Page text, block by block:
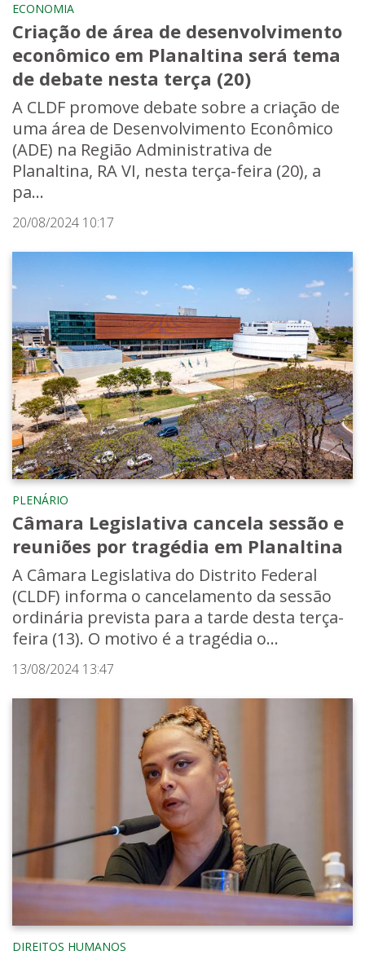
ECONOMIA
Criação de área de desenvolvimento
econômico em Planaltina será tema
de debate nesta terça (20)
A CLDF promove debate sobre a criação de
uma área de Desenvolvimento Econômico
(ADE) na Região Administrativa de
Planaltina, RA VI, nesta terça-feira (20), a
pa...
20/08/2024 10:17
PLENÁRIO
Câmara Legislativa cancela sessão e
reuniões por tragédia em Planaltina
A Câmara Legislativa do Distrito Federal
(CLDF) informa o cancelamento da sessão
ordinária prevista para a tarde desta terça-
feira (13). O motivo é a tragédia o...
13/08/2024 13:47
DIREITOS HUMANOS